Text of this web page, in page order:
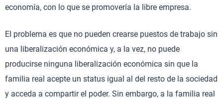
economía, con lo que se promovería la libre empresa.
El problema es que no pueden crearse puestos de trabajo sin
una liberalización económica y, a la vez, no puede
producirse ninguna liberalización económica sin que la
familia real acepte un status igual al del resto de la sociedad
y acceda a compartir el poder. Sin embargo, a la familia real